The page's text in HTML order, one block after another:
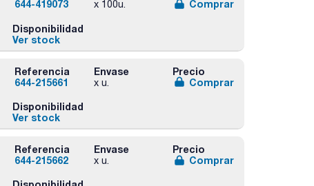
644-419073
x 100u.
Comprar
Disponibilidad
Ver stock
Referencia
644-215661
Envase
x u.
Precio
Comprar
Disponibilidad
Ver stock
Referencia
644-215662
Envase
x u.
Precio
Comprar